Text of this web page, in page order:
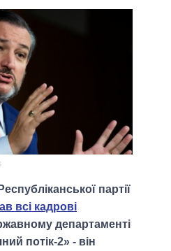
партії
всі кадрові
департаменті
потік-2» - він